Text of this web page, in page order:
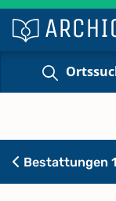
Bestattungen